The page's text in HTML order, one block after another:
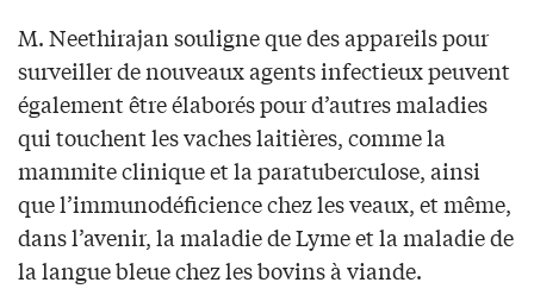
M. Neethirajan souligne que des appareils pour
surveiller de nouveaux agents infectieux peuvent
également être élaborés pour d’autres maladies
qui touchent les vaches laitières, comme la
mammite clinique et la paratuberculose, ainsi
que l’immunodéficience chez les veaux, et même,
dans l’avenir, la maladie de Lyme et la maladie de
la langue bleue chez les bovins à viande.